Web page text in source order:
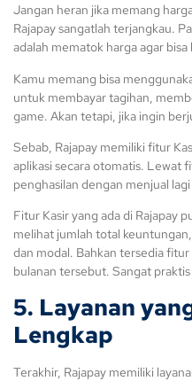
Jangan heran jika memang
Rajapay sangatlah terjangkau.
adalah mematok harga agar
Kamu memang bisa
untuk membayar tagihan,
game. Akan tetapi, jika ingin
Sebab, Rajapay memiliki fitur
aplikasi secara otomatis. Lewat
penghasilan dengan menjual
Fitur Kasir yang ada di Rajapay
melihat jumlah total
dan modal. Bahkan tersedia
bulanan tersebut. Sangat
5. Layanan
Lengkap
Terakhir, Rajapay memiliki